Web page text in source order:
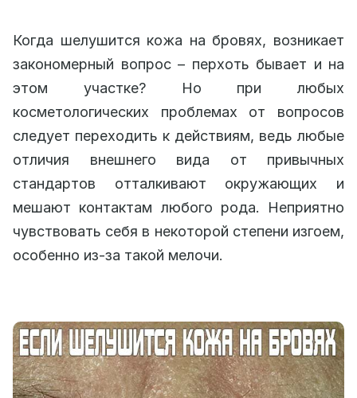
Когда шелушится кожа на бровях, возникает
закономерный вопрос – перхоть бывает и на
этом участке? Но при любых
косметологических проблемах от вопросов
следует переходить к действиям, ведь любые
отличия внешнего вида от привычных
стандартов отталкивают окружающих и
мешают контактам любого рода. Неприятно
чувствовать себя в некоторой степени изгоем,
особенно из-за такой мелочи.